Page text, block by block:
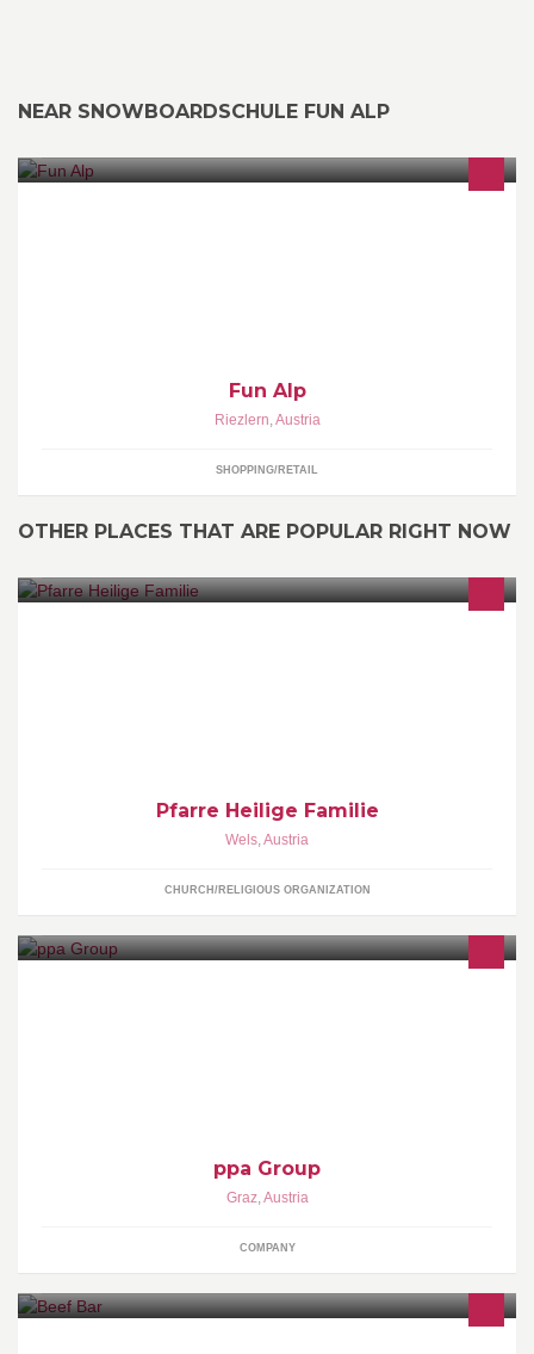
NEAR SNOWBOARDSCHULE FUN ALP
Fun Alp
Riezlern,Austria
SHOPPING/RETAIL
OTHER PLACES THAT ARE POPULAR RIGHT NOW
Pfarre Heilige Familie
Wels,Austria
CHURCH/RELIGIOUS ORGANIZATION
ppa Group
Graz,Austria
COMPANY